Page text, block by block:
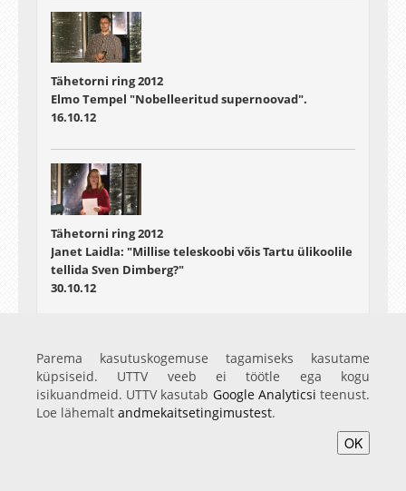
Tähetorni ring 2012
Elmo Tempel "Nobelleeritud supernoovad".
16.10.12
Tähetorni ring 2012
Janet Laidla: "Millise teleskoobi võis Tartu ülikoolile
tellida Sven Dimberg?"
30.10.12
Tähetorni ring 2012
Tiit Sepp: "Virtuaalobservatooriumid"
Parema kasutuskogemuse tagamiseks kasutame
küpsiseid. UTTV veeb ei töötle ega kogu
isikuandmeid. UTTV kasutab Google Analyticsi teenust.
Loe lähemalt andmekaitsetingimustest.
OK